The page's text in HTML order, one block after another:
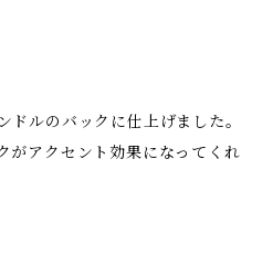
ルのバックに仕上げました。
がアクセント効果になってくれ